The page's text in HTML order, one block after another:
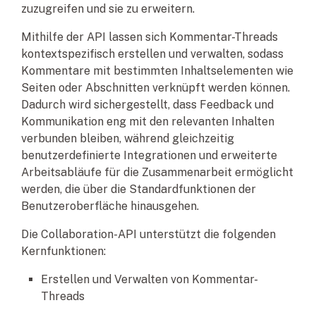
zuzugreifen und sie zu erweitern.
Mithilfe der API lassen sich Kommentar-Threads
kontextspezifisch erstellen und verwalten, sodass
Kommentare mit bestimmten Inhaltselementen wie
Seiten oder Abschnitten verknüpft werden können.
Dadurch wird sichergestellt, dass Feedback und
Kommunikation eng mit den relevanten Inhalten
verbunden bleiben, während gleichzeitig
benutzerdefinierte Integrationen und erweiterte
Arbeitsabläufe für die Zusammenarbeit ermöglicht
werden, die über die Standardfunktionen der
Benutzeroberfläche hinausgehen.
Die Collaboration-API unterstützt die folgenden
Kernfunktionen:
Erstellen und Verwalten von Kommentar-
Threads